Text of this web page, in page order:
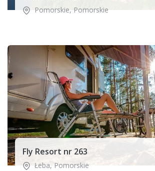
Pomorskie,Pomorskie
Fly Resort nr 263
Łeba,Pomorskie